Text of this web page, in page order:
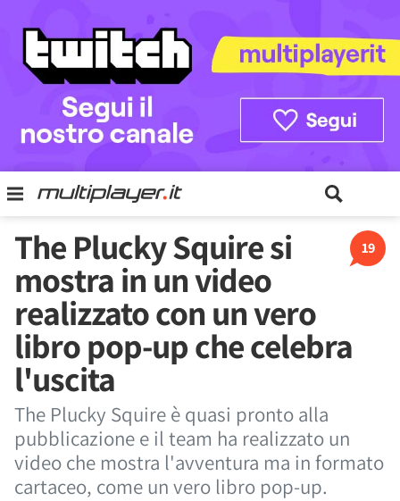
19
The Plucky Squire si
mostra in un video
realizzato con un vero
libro pop-up che celebra
l'uscita
The Plucky Squire è quasi pronto alla
pubblicazione e il team ha realizzato un
video che mostra l'avventura ma in formato
cartaceo, come un vero libro pop-up.